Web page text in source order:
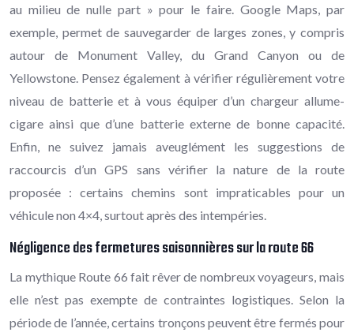
au milieu de nulle part » pour le faire. Google Maps, par
exemple, permet de sauvegarder de larges zones, y compris
autour de Monument Valley, du Grand Canyon ou de
Yellowstone. Pensez également à vérifier régulièrement votre
niveau de batterie et à vous équiper d’un chargeur allume-
cigare ainsi que d’une batterie externe de bonne capacité.
Enfin, ne suivez jamais aveuglément les suggestions de
raccourcis d’un GPS sans vérifier la nature de la route
proposée : certains chemins sont impraticables pour un
véhicule non 4×4, surtout après des intempéries.
Négligence des fermetures saisonnières sur la route 66
La mythique Route 66 fait rêver de nombreux voyageurs, mais
elle n’est pas exempte de contraintes logistiques. Selon la
période de l’année, certains tronçons peuvent être fermés pour